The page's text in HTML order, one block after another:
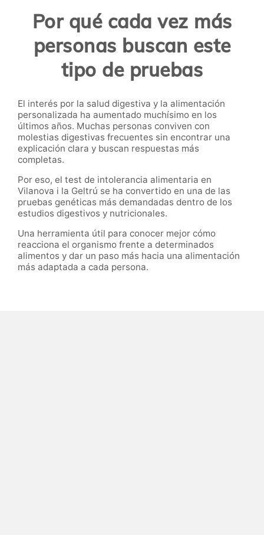
Por qué cada vez más
personas buscan este
tipo de pruebas
El interés por la salud digestiva y la alimentación
personalizada ha aumentado muchísimo en los
últimos años. Muchas personas conviven con
molestias digestivas frecuentes sin encontrar una
explicación clara y buscan respuestas más
completas.
Por eso, el test de intolerancia alimentaria en
Vilanova i la Geltrú se ha convertido en una de las
pruebas genéticas más demandadas dentro de los
estudios digestivos y nutricionales.
Una herramienta útil para conocer mejor cómo
reacciona el organismo frente a determinados
alimentos y dar un paso más hacia una alimentación
más adaptada a cada persona.